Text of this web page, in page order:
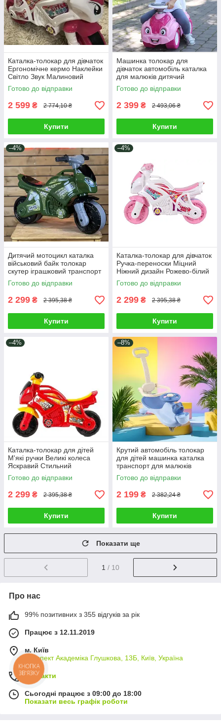
Каталка-толокар для дівчаток
Ергономічне кермо Наклейки
Світло Звук Малиновий
Мотоцикл ТЕХНОК 6368 (2)
Готово до відправки
2 599 ₴ 2 774,10 ₴
Купити
Машинка толокар для
дівчаток автомобіль каталка
для малюків дитячий
транспорт музичне кермо
багажник спинка
Готово до відправки
2 399 ₴ 2 493,06 ₴
Купити
–4%
Дитячий мотоцикл каталка
військовий байк толокар
скутер іграшковий транспорт
великі колеса ручка для
перенесення
Готово до відправки
2 299 ₴ 2 395,38 ₴
Купити
–4%
Каталка-толокар для дівчаток
Ручка-переноски Міцний
Ніжний дизайн Рожево-білий
Мотоцикл ТЕХНОК 5781 (2)
Готово до відправки
2 299 ₴ 2 395,38 ₴
Купити
–4%
Каталка-толокар для дітей
М'які ручки Великі колеса
Яскравий Стильний
Червоний Мотоцикл ТЕХНОК
5118 (2)
Готово до відправки
2 299 ₴ 2 395,38 ₴
Купити
–8%
Крутий автомобіль толокар
для дітей машинка каталка
транспорт для малюків
батьківська ручка світло звук
бампер
Готово до відправки
2 199 ₴ 2 382,24 ₴
Купити
Показати ще
1 / 10
Про нас
99% позитивних з 355 відгуків за рік
Працює з 12.11.2019
м. Київ
проспект Академіка Глушкова, 13Б, Київ, Україна
Контакти
Сьогодні працює з 09:00 до 18:00
Показати весь графік роботи
КНОПКА
ЗВ'ЯЗКУ